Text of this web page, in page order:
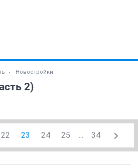
Новостройки
2)
22 23 24 25 34